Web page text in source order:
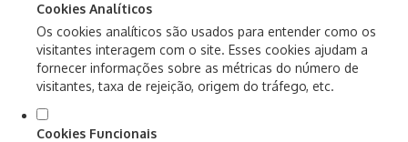
Cookies Analíticos
Os cookies analíticos são usados para entender como os
visitantes interagem com o site. Esses cookies ajudam a
fornecer informações sobre as métricas do número de
visitantes, taxa de rejeição, origem do tráfego, etc.
Cookies Funcionais